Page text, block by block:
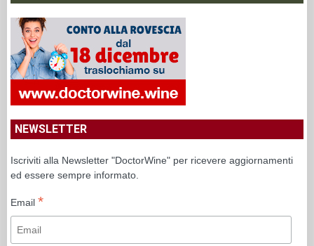
NEWSLETTER
Iscriviti alla Newsletter "DoctorWine" per ricevere aggiornamenti
ed essere sempre informato.
Email *